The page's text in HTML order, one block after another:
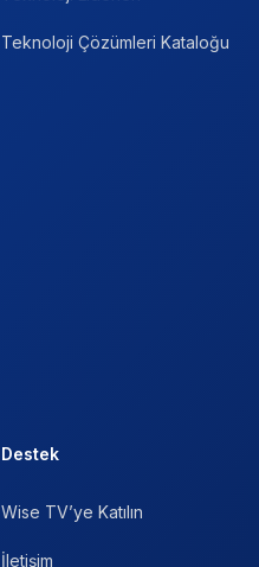
Teknoloji Çözümleri Kataloğu
Destek
Wise TV’ye Katılın
İletişim